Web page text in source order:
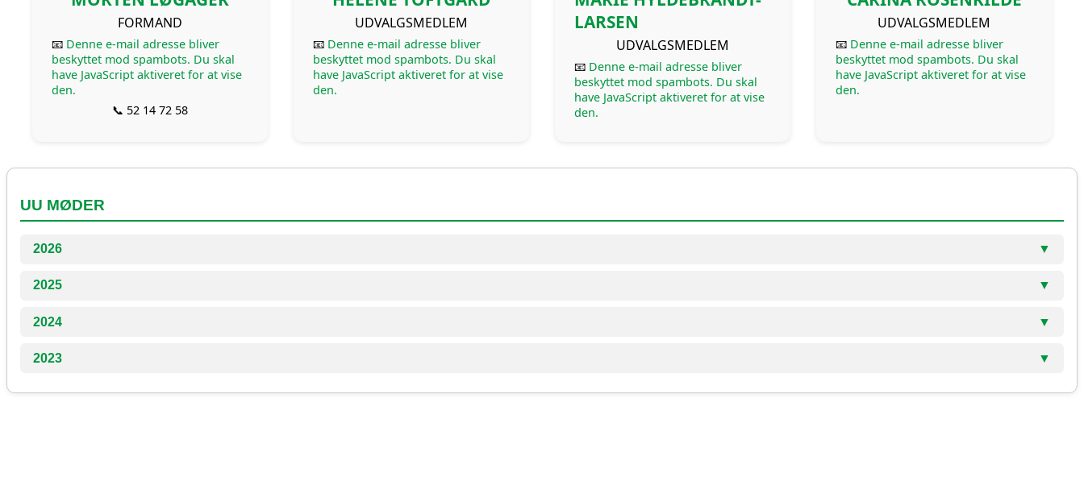
FORMAND
📧 Denne e-mail adresse bliver
beskyttet mod spambots. Du skal
have JavaScript aktiveret for at vise
den.
📞 52 14 72 58
UDVALGSMEDLEM
📧 Denne e-mail adresse bliver
beskyttet mod spambots. Du skal
have JavaScript aktiveret for at vise
den.
LARSEN
UDVALGSMEDLEM
📧 Denne e-mail adresse bliver
beskyttet mod spambots. Du skal
have JavaScript aktiveret for at vise
den.
UDVALGSMEDLEM
📧 Denne e-mail adresse bliver
beskyttet mod spambots. Du skal
have JavaScript aktiveret for at vise
den.
UU MØDER
2026
2025
2024
2023